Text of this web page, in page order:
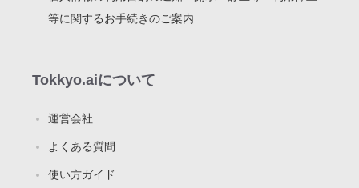
等に関するお手続きのご案内
Tokkyo.aiについて
運営会社
よくある質問
使い方ガイド